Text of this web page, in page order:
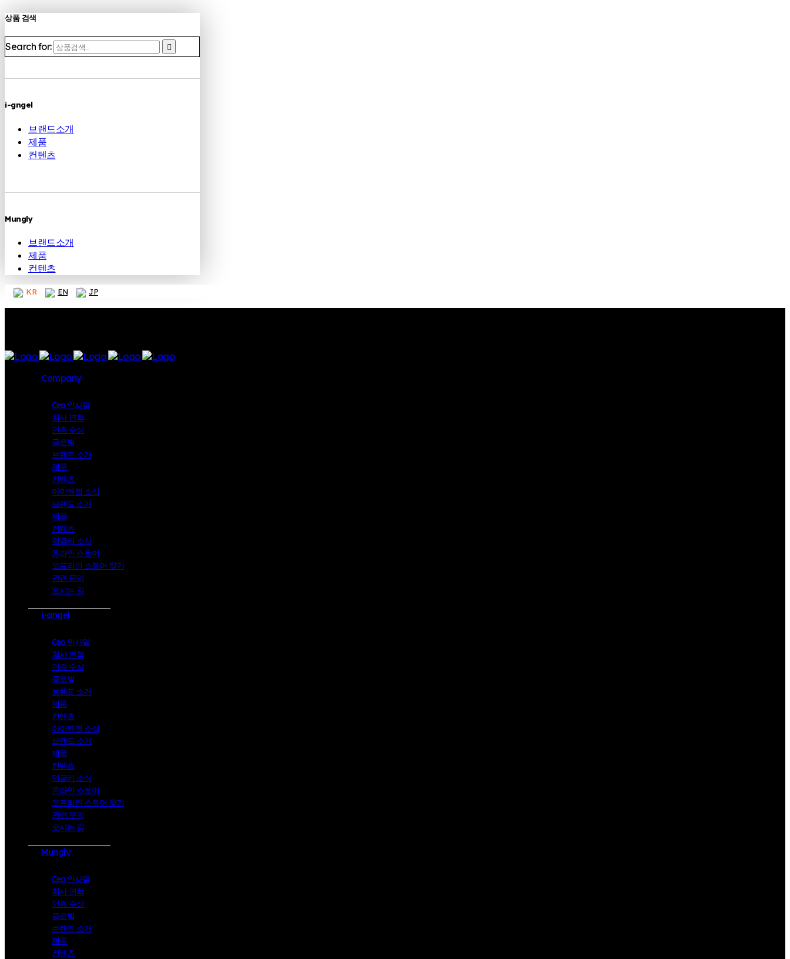
상품 검색
Search for:
i-gngel
브랜드소개
제품
컨텐츠
Mungly
브랜드소개
제품
컨텐츠
KR EN JP
Company
Ceo 인사말
회사 연혁
인증 수상
글로벌
브랜드 소개
제품
컨텐츠
아이엔젤 소식
브랜드 소개
제품
컨텐츠
멍글리 소식
온라인 스토어
오프라인 스토어 찾기
관련 문의
오시는 길
i-angel
Ceo 인사말
회사 연혁
인증 수상
글로벌
브랜드 소개
제품
컨텐츠
아이엔젤 소식
브랜드 소개
제품
컨텐츠
멍글리 소식
온라인 스토어
오프라인 스토어 찾기
관련 문의
오시는 길
Mungly
Ceo 인사말
회사 연혁
인증 수상
글로벌
브랜드 소개
제품
컨텐츠